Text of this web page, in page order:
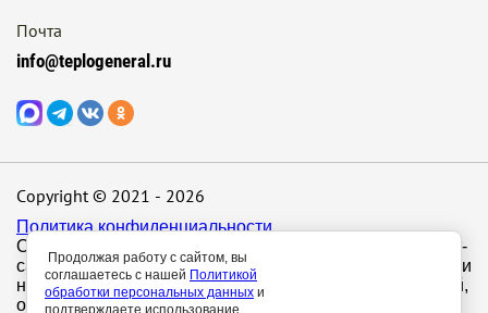
Почта
info@teplogeneral.ru
Copyright © 2021 - 2026
Политика конфиденциальности
Обращаем ваше внимание на то, что данный интернет-
сайт носит исключительно информационный характер и
ни при каких условиях не является публичной офертой,
определяемой положениями Статьи 437 п.2
Продолжая работу с сайтом, вы
соглашаетесь с нашей Политикой
обработки персональных данных и
подтверждаете использование